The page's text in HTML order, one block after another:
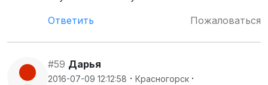
Ответить
Пожаловаться
#59 Дарья
2016-07-09 12:12:58 · Красногорск ·